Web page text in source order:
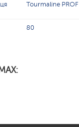
Tourmaline PROF
80